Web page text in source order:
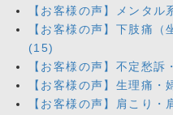
【お客様の声】メンタ
【お客様の声】下肢痛（
(15)
【お客様の声】不定愁
【お客様の声】生理痛
【お客様の声】肩こり